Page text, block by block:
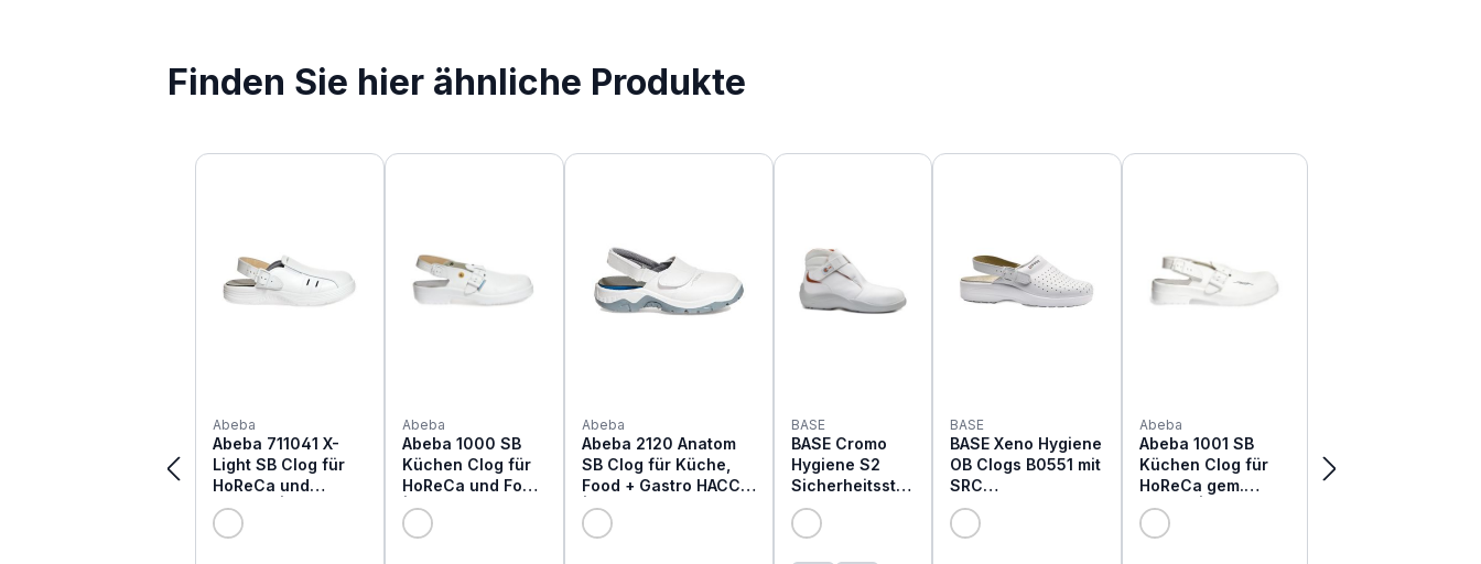
Finden Sie hier ähnliche Produkte
Produktgalerie überspringen
Abeba
Abeba 711041 X-
Light SB Clog für
HoReCa und
Medizin | weiß
Abeba
Abeba 1000 SB
Küchen Clog für
HoReCa und Food
| weiß
Abeba
Abeba 2120 Anatom
SB Clog für Küche,
Food + Gastro HACCP
| weiß
BASE
BASE Cromo
Hygiene S2
Sicherheitsstie
fel B0508
BASE
BASE Xeno Hygiene
OB Clogs B0551 mit
SRC
Rutschhemmung
Abeba
Abeba 1001 SB
Küchen Clog für
HoReCa gem.
HACCP | weiß